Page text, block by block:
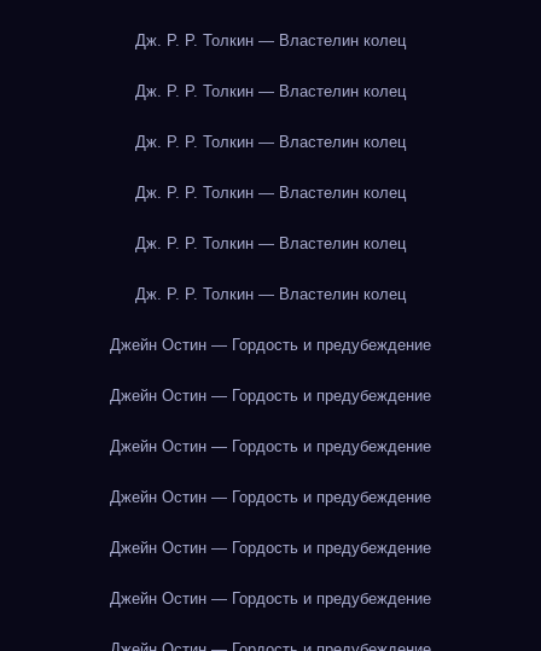
Дж. Р. Р. Толкин — Властелин колец
Дж. Р. Р. Толкин — Властелин колец
Дж. Р. Р. Толкин — Властелин колец
Дж. Р. Р. Толкин — Властелин колец
Дж. Р. Р. Толкин — Властелин колец
Дж. Р. Р. Толкин — Властелин колец
Джейн Остин — Гордость и предубеждение
Джейн Остин — Гордость и предубеждение
Джейн Остин — Гордость и предубеждение
Джейн Остин — Гордость и предубеждение
Джейн Остин — Гордость и предубеждение
Джейн Остин — Гордость и предубеждение